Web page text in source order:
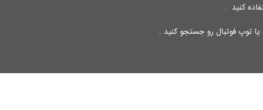
کنید .
یا توپ فوتبال رو جستجو کنید .